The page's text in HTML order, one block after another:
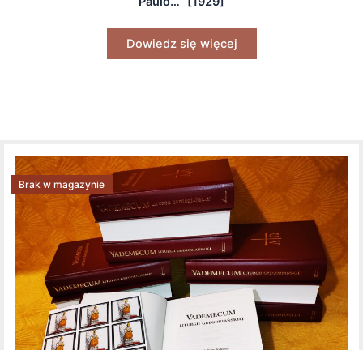
Dowiedz się więcej
Brak w magazynie